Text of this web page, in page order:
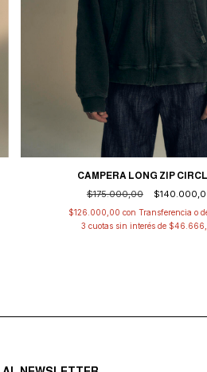
CAMPERA LONG ZIP
$175.000,00
$126.000,00 con Transferencia o
3 cuotas sin interés de